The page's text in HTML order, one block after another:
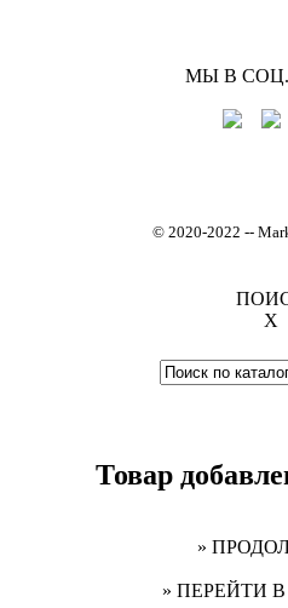
МЫ В
© 2020-2022 --
X
Товар
»
» ПЕРЕЙТИ